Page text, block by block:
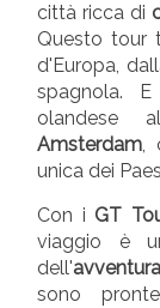
città ricca di
Questo tour
d'Europa,
spagnola.
olandese
Amsterdam,
unica dei
Con i GT
viaggio è
dell'
sono